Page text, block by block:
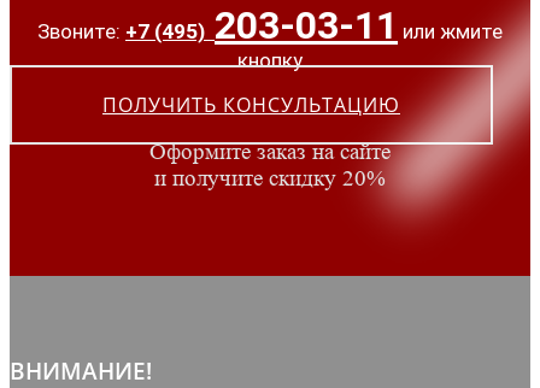
Звоните: +7 (495) 203-03-11 или жмите
кнопку
ПОЛУЧИТЬ КОНСУЛЬТАЦИЮ
Оформите заказ на сайте
и получите скидку 20%
ВНИМАНИЕ!